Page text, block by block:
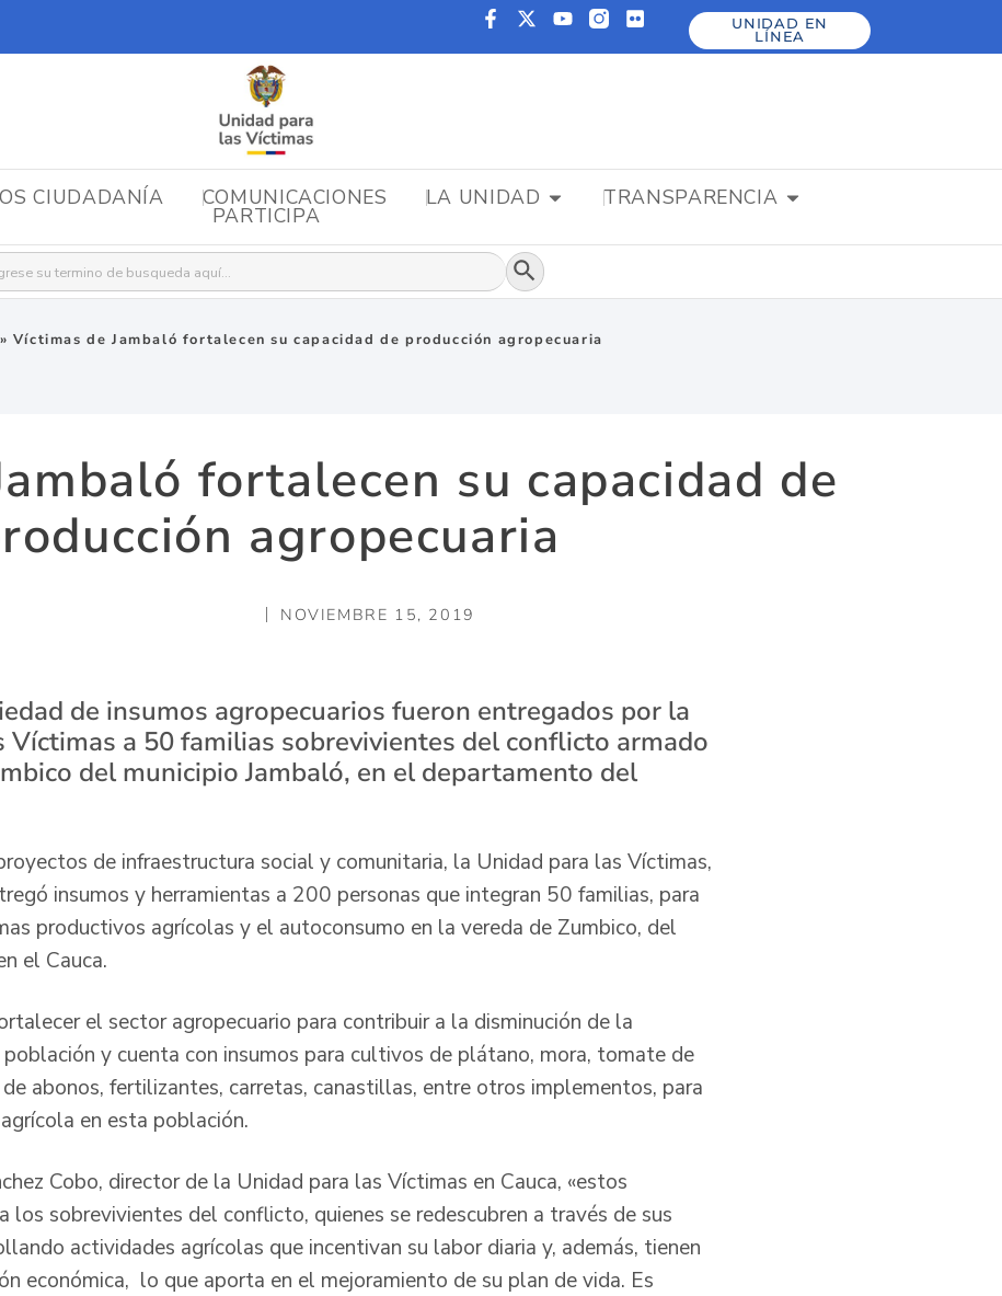
UNIDAD EN
LÍNEA
CIUDADANÍA COMUNICACIONES LA UNIDAD TRANSPARENCIA
PARTICIPA
Botón de búsqueda
» Víctimas de Jambaló fortalecen su capacidad de producción agropecuaria
fortalecen su capacidad de
agropecuaria
NOVIEMBRE 15, 2019
de insumos agropecuarios fueron entregados por la
Víctimas a 50 familias sobrevivientes del conflicto armado
del municipio Jambaló, en el departamento del
de infraestructura social y comunitaria, la Unidad para las Víctimas,
insumos y herramientas a 200 personas que integran 50 familias, para
productivos agrícolas y el autoconsumo en la vereda de Zumbico, del
el Cauca.
el sector agropecuario para contribuir a la disminución de la
y cuenta con insumos para cultivos de plátano, mora, tomate de
abonos, fertilizantes, carretas, canastillas, entre otros implementos, para
en esta población.
Cobo, director de la Unidad para las Víctimas en Cauca, «estos
los sobrevivientes del conflicto, quienes se redescubren a través de sus
actividades agrícolas que incentivan su labor diaria y, además, tienen
económica, lo que aporta en el mejoramiento de su plan de vida. Es